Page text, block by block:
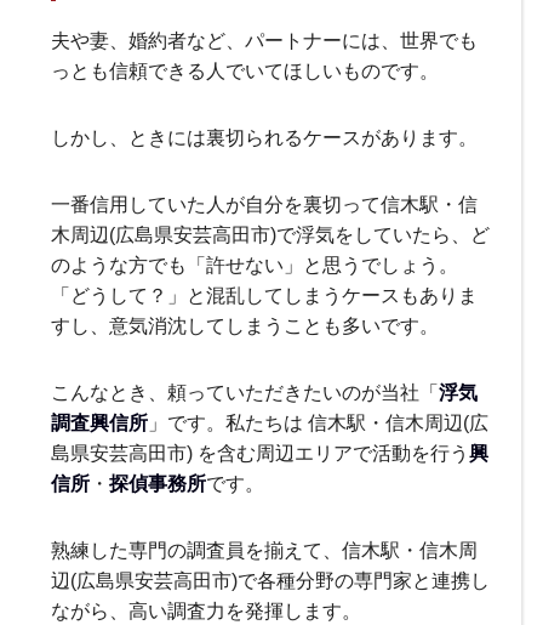
夫や妻、婚約者など、パートナーには、世界でも
っとも信頼できる人でいてほしいものです。
しかし、ときには裏切られるケースがあります。
一番信用していた人が自分を裏切って信木駅・信
木周辺(広島県安芸高田市)で浮気をしていたら、ど
のような方でも「許せない」と思うでしょう。
「どうして？」と混乱してしまうケースもありま
すし、意気消沈してしまうことも多いです。
こんなとき、頼っていただきたいのが当社「浮気
調査興信所 」です。私たちは 信木駅・信木周辺(広
島県安芸高田市) を含む周辺エリアで活動を行う 興
信所 ・ 探偵事務所です。
熟練した専門の調査員を揃えて、信木駅・信木周
辺(広島県安芸高田市)で各種分野の専門家と連携し
ながら、高い調査力を発揮します。